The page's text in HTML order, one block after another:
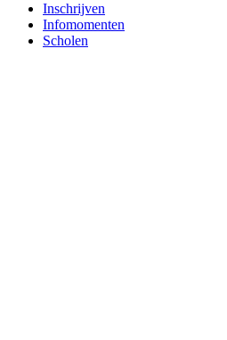
Inschrijven
Infomomenten
Scholen